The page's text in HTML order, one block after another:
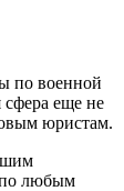
по военной
сфера еще не
юристам.
по любым